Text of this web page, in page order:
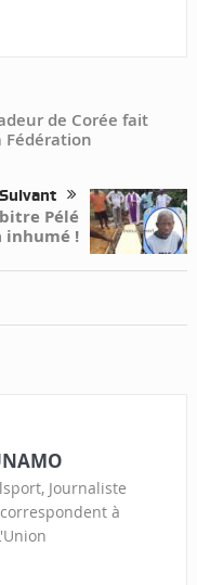
de Corée fait
Suivant
Pélé
inhumé !
Journaliste
à